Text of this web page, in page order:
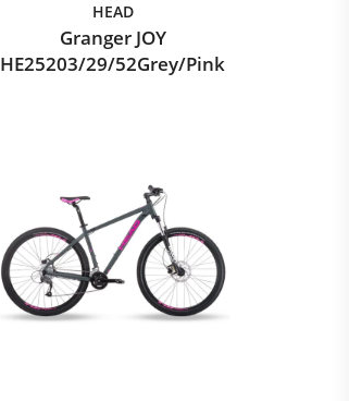
HEAD
Granger JOY
HE25203/29/52Grey/Pink